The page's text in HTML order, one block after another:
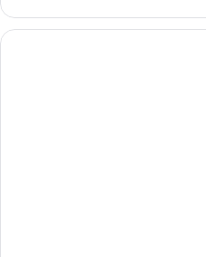
le
type
de